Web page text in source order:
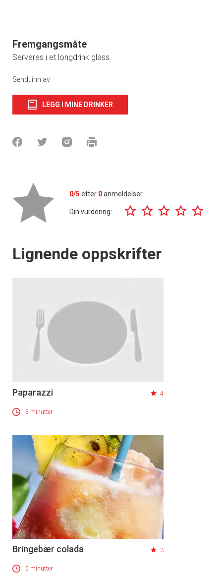
Fremgangsmåte
Serveres i et longdrink glass.
Sendt inn av
LEGG I MINE DRINKER
0/5 etter 0anmeldelser
Din vurdering:
Lignende oppskrifter
Paparazzi 4
5 minutter
Bringebær colada 3
5 minutter